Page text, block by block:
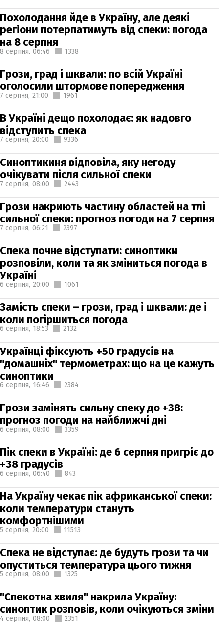
Похолодання йде в Україну, але деякі
регіони потерпатимуть від спеки: погода
на 8 серпня
8 серпня, 06:46 1338
Грози, град і шквали: по всій Україні
оголосили штормове попередження
7 серпня, 21:00 1961
В Україні дещо похолодає: як надовго
відступить спека
7 серпня, 20:00 9336
Синоптикиня відповіла, яку негоду
очікувати після сильної спеки
7 серпня, 08:00 2443
Грози накриють частину областей на тлі
сильної спеки: прогноз погоди на 7 серпня
7 серпня, 06:21 2397
Спека почне відступати: синоптики
розповіли, коли та як зміниться погода в
Україні
6 серпня, 20:00 1061
Замість спеки – грози, град і шквали: де і
коли погіршиться погода
6 серпня, 18:53 2132
Українці фіксують +50 градусів на
"домашніх" термометрах: що на це кажуть
синоптики
6 серпня, 16:46 2384
Грози замінять сильну спеку до +38:
прогноз погоди на найближчі дні
6 серпня, 08:00 3359
Пік спеки в Україні: де 6 серпня пригріє до
+38 градусів
6 серпня, 06:40 843
На Україну чекає пік африканської спеки:
коли температури стануть
комфортнішими
5 серпня, 20:00 11513
Спека не відступає: де будуть грози та чи
опуститься температура цього тижня
5 серпня, 08:00 1325
"Спекотна хвиля" накрила Україну:
синоптик розповів, коли очікуються зміни
4 серпня, 08:00 2351